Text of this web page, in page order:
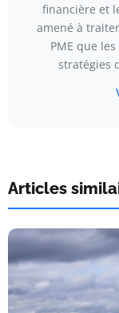
financière et
amené à
PME que
stratégies
Articles